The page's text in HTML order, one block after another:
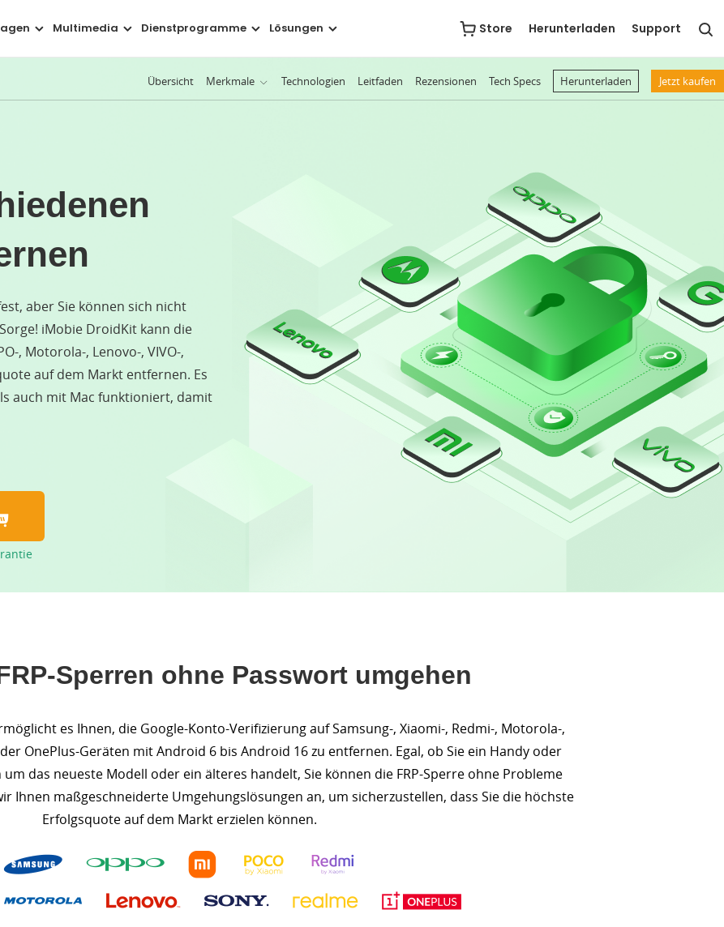
Store Herunterladen Support
Multimedia Dienstprogramme Lösungen
Übersicht Merkmale
von einem systemabgestürzten Samsung-Gerät retten
oder formatierte Dateien von SD-Karten zurückholen
Google-Konto einfach und sofort entfernen
Alle Android-Systemprobleme ohne Root beheben
Vollständige Kontrolle über Android-Daten und -Dateien
Einige der wichtigsten Daten und Dateien, die iMobie DroidKit abruft
WhatsApp-Nachrichten & Dateien Fotos Nachrichten & Anlagen
Technologien Leitfaden Rezensionen Tech Specs Herunterladen Jetzt kaufen
aber Sie können sich nicht
iMobie DroidKit kann die
, Motorola-, Lenovo-, VIVO-,
auf dem Markt entfernen. Es
auch mit Mac funktioniert, damit
Sperren ohne Passwort umgehen
es Ihnen, die Google-Konto-Verifizierung auf Samsung-, Xiaomi-, Redmi-, Motorola-,
OnePlus-Geräten mit Android 6 bis Android 16 zu entfernen. Egal, ob Sie ein Handy oder
das neueste Modell oder ein älteres handelt, Sie können die FRP-Sperre ohne Probleme
Ihnen maßgeschneiderte Umgehungslösungen an, um sicherzustellen, dass Sie die höchste
Erfolgsquote auf dem Markt erzielen können.